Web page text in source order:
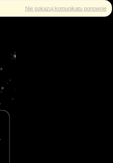
Nie pokazuj komunikatu ponownie
»